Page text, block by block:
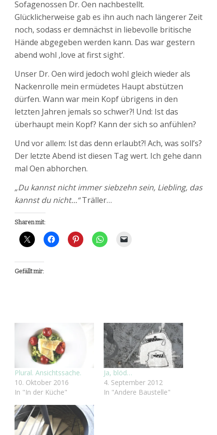
Sofagenossen Dr. Oen nachbestellt.
Glücklicherweise gab es ihn auch nach längerer Zeit
noch, sodass er demnächst in liebevolle britische
Hände abgegeben werden kann. Das war gestern
abend wohl ‚love at first sight‘.
Unser Dr. Oen wird jedoch wohl gleich wieder als
Nackenrolle mein ermüdetes Haupt abstützen
dürfen. Wann war mein Kopf übrigens in den
letzten Jahren jemals so schwer?! Und: Ist das
überhaupt mein Kopf? Kann der sich so anfühlen?
Und vor allem: Ist das denn erlaubt?! Ach, was soll’s?
Der letzte Abend ist diesen Tag wert. Ich gehe dann
mal Oen abhorchen.
„Du kannst nicht immer siebzehn sein, Liebling, das
kannst du nicht…“Träller…
Sharen mit:
Gefällt mir:
Plural. Ansichtssache.
10. Oktober 2016
In "In der Küche"
Ja, blöd…
4. September 2012
In "Andere Baustelle"